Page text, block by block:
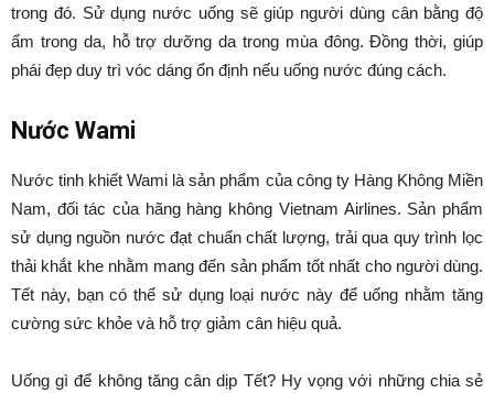
trong đó. Sử dụng nước uống sẽ giúp người dùng cân bằng độ
ẩm trong da, hỗ trợ dưỡng da trong mùa đông. Đồng thời, giúp
phái đẹp duy trì vóc dáng ổn định nếu uống nước đúng cách.
Nước Wami
Nước tinh khiết Wami là sản phẩm của công ty Hàng Không Miền
Nam, đối tác của hãng hàng không Vietnam Airlines. Sản phẩm
sử dụng nguồn nước đạt chuẩn chất lượng, trải qua quy trình lọc
thải khắt khe nhằm mang đến sản phẩm tốt nhất cho người dùng.
Tết này, bạn có thể sử dụng loại nước này để uống nhằm tăng
cường sức khỏe và hỗ trợ giảm cân hiệu quả.
Uống gì để không tăng cân dịp Tết? Hy vọng với những chia sẻ